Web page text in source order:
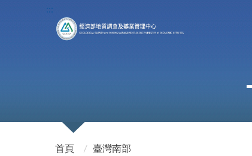
:::
首頁
臺灣南部